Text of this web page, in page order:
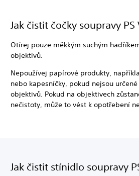
Jak čistit čočky soupravy PS
Otírej pouze měkkým suchým
objektivů.
Nepoužívej papírové produkty,
nebo kapesníčky, pokud nejsou
objektivů. Pokud na objektivech
nečistoty, může to vést k opotřebení
Jak čistit stínidlo soupravy